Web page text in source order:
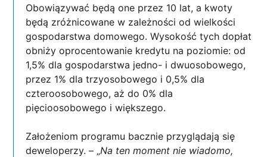
Obowiązywać będą one przez 10 lat, a kwoty
będą zróżnicowane w zależności od wielkości
gospodarstwa domowego. Wysokość tych dopłat
obniży oprocentowanie kredytu na poziomie: od
1,5% dla gospodarstwa jedno- i dwuosobowego,
przez 1% dla trzyosobowego i 0,5% dla
czteroosobowego, aż do 0% dla
pięcioosobowego i większego.
Założeniom programu bacznie przyglądają się
deweloperzy. – „Na ten moment nie wiadomo,